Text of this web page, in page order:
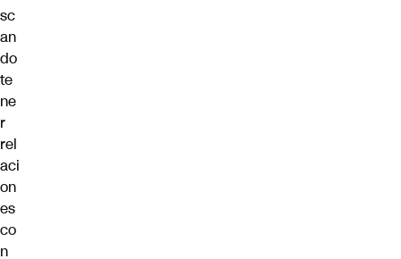
sc
an
do
te
ne
r
rel
aci
on
es
co
n